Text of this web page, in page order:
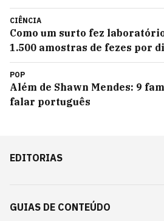
CIÊNCIA
Como um surto fez
1.500 amostras de fezes por
POP
Além de Shawn Mendes: 9
falar português
EDITORIAS
GUIAS DE CONTEÚDO